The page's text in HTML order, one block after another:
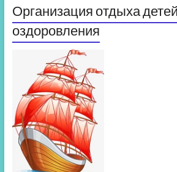
Организация отдыха
оздоровления